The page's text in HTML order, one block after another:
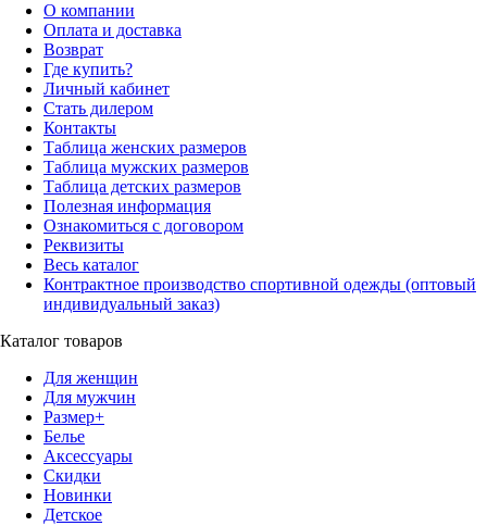
О компании
Оплата и доставка
Возврат
Где купить?
Личный кабинет
Стать дилером
Контакты
Таблица женских размеров
Таблица мужских размеров
Таблица детских размеров
Полезная информация
Ознакомиться с договором
Реквизиты
Весь каталог
Контрактное производство спортивной одежды (оптовый
индивидуальный заказ)
Каталог товаров
Для женщин
Для мужчин
Размер+
Белье
Аксессуары
Скидки
Новинки
Детское